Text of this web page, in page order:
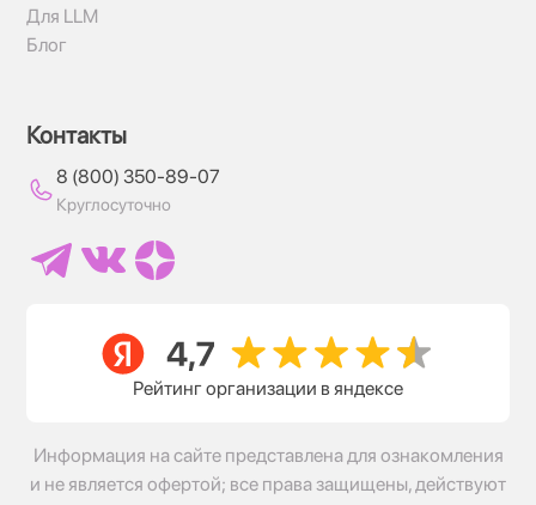
Для LLM
Блог
Контакты
8 (800) 350-89-07
Круглосуточно
Рейтинг организации в яндексе
Информация на сайте представлена для ознакомления
и не является офертой; все права защищены, действуют